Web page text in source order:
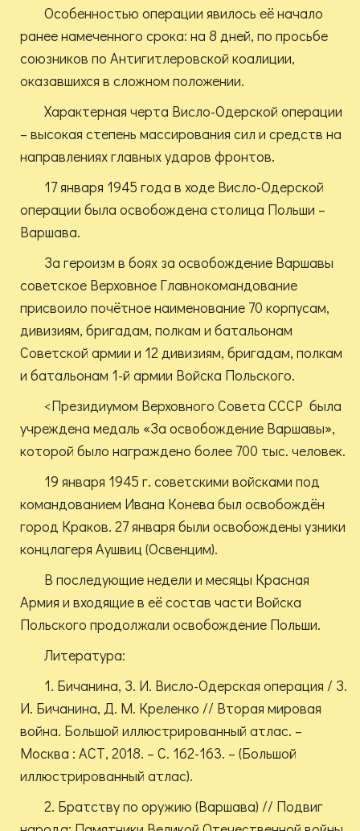
Особенностью операции явилось её начало
ранее намеченного срока: на 8 дней, по просьбе
союзников по Антигитлеровской коалиции,
оказавшихся в сложном положении.
Характерная черта Висло-Одерской операции
– высокая степень массирования сил и средств на
направлениях главных ударов фронтов.
17 января 1945 года в ходе Висло-Одерской
операции была освобождена столица Польши –
Варшава.
За героизм в боях за освобождение Варшавы
советское Верховное Главнокомандование
присвоило почётное наименование 70 корпусам,
дивизиям, бригадам, полкам и батальонам
Советской армии и 12 дивизиям, бригадам, полкам
и батальонам 1-й армии Войска Польского.
<Президиумом Верховного Совета СССР была
учреждена медаль «За освобождение Варшавы»,
которой было награждено более 700 тыс. человек.
19 января 1945 г. советскими войсками под
командованием Ивана Конева был освобождён
город Краков. 27 января были освобождены узники
концлагеря Аушвиц (Освенцим).
В последующие недели и месяцы Красная
Армия и входящие в её состав части Войска
Польского продолжали освобождение Польши.
Литература:
1. Бичанина, З. И. Висло-Одерская операция / З.
И. Бичанина, Д. М. Креленко // Вторая мировая
война. Большой иллюстрированный атлас. –
Москва : АСТ, 2018. – С. 162-163. – (Большой
иллюстрированный атлас).
2. Братству по оружию (Варшава) // Подвиг